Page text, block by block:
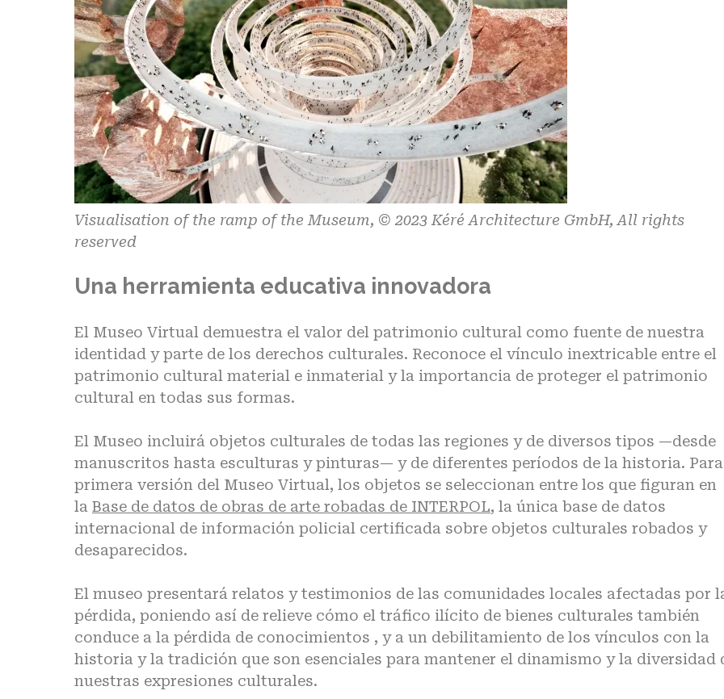
Visualisation of the ramp of the Museum, © 2023 Kéré Architecture GmbH, All rights
reserved
Una herramienta educativa innovadora
El Museo Virtual demuestra el valor del patrimonio cultural como fuente de nuestra
identidad y parte de los derechos culturales. Reconoce el vínculo inextricable entre el
patrimonio cultural material e inmaterial y la importancia de proteger el patrimonio
cultural en todas sus formas.
El Museo incluirá objetos culturales de todas las regiones y de diversos tipos —desde
manuscritos hasta esculturas y pinturas— y de diferentes períodos de la historia.
primera versión del Museo Virtual, los objetos se seleccionan entre los que figuran en
la Base de datos de obras de arte robadas de INTERPOL, la única base de datos
internacional de información policial certificada sobre objetos culturales robados y
desaparecidos.
El museo presentará relatos y testimonios de las comunidades locales afectadas por
pérdida, poniendo así de relieve cómo el tráfico ilícito de bienes culturales también
conduce a la pérdida de conocimientos , y a un debilitamiento de los vínculos con la
historia y la tradición que son esenciales para mantener el dinamismo y la diversidad
nuestras expresiones culturales.